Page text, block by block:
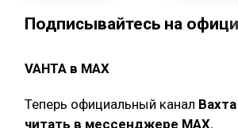
Подписывайтесь на
VAHTA в MAX
Теперь официальный канал
читать в мессенджере MAX.